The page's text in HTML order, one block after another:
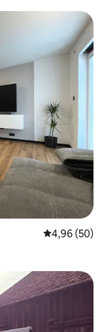
Просечна
4,96 (50)